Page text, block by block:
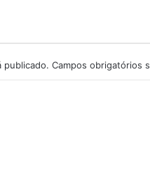
publicado. Campos obrigatórios